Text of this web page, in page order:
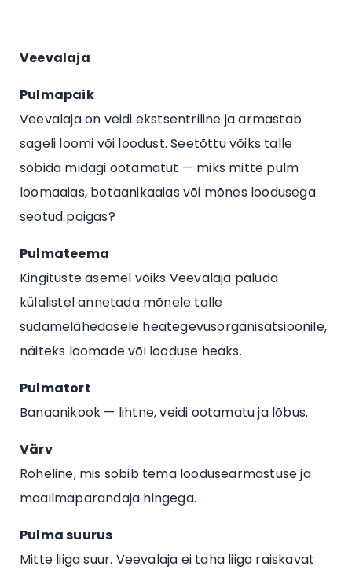
Veevalaja
Pulmapaik
Veevalaja on veidi ekstsentriline ja armastab
sageli loomi või loodust. Seetõttu võiks talle
sobida midagi ootamatut — miks mitte pulm
loomaaias, botaanikaaias või mõnes loodusega
seotud paigas?
Pulmateema
Kingituste asemel võiks Veevalaja paluda
külalistel annetada mõnele talle
südamelähedasele heategevusorganisatsioonile,
näiteks loomade või looduse heaks.
Pulmatort
Banaanikook — lihtne, veidi ootamatu ja lõbus.
Värv
Roheline, mis sobib tema loodusearmastuse ja
maailmaparandaja hingega.
Pulma suurus
Mitte liiga suur. Veevalaja ei taha liiga raiskavat